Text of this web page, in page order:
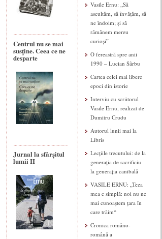
Centrul nu se mai
susține. Ceea ce ne
desparte
Jurnal la sfârșitul
lumii II
Vasile Ernu: „Să
ascultăm, să învățăm, să
ne îndoim; și să
rămânem mereu
curioși”
O fereastră spre anii
1990 – Lucian Sârbu
Cartea celei mai libere
epoci din istorie
Interviu cu scriitorul
Vasile Ernu, realizat de
Dumitru Crudu
Autorul lunii mai la
Libris
Lecțiile trecutului: de la
generația de sacrificiu
la generația canibală
VASILE ERNU: „Teza
mea e simplă: noi nu ne
mai cunoaștem țara în
care trăim“
Cronica româno-
română a